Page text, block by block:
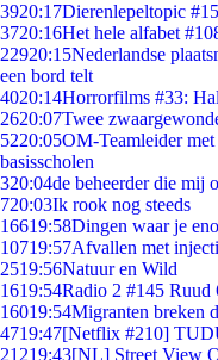
3920:17Dierenlepeltopic
3720:16Het hele alfabet
22920:15Nederlandse
een bord telt
4020:14Horrorfilms #33:
2620:07Twee
5220:05OM-Teamleider
basisscholen
320:04de beheerder die mij
720:03Ik rook nog steeds
16619:58Dingen waar je
10719:57Afvallen met
2519:56Natuur en Wild
1619:54Radio 2 #145 Ruud
16019:54Migranten breken
4719:47[Netflix #210]
21219:43[NL] Street View